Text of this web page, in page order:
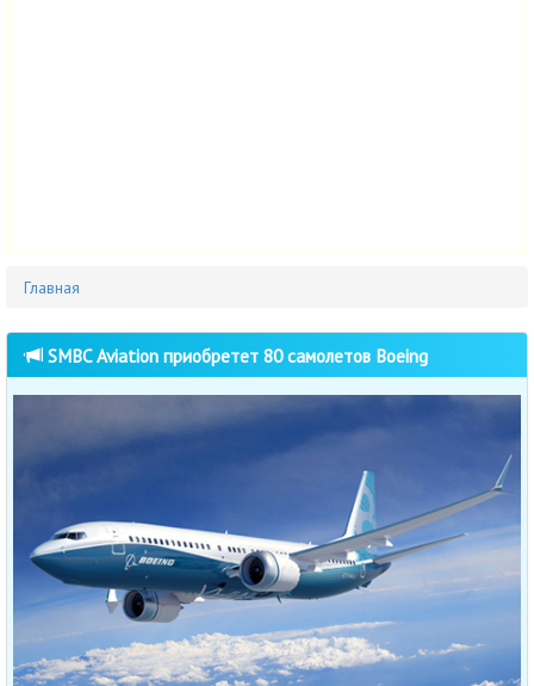
Главная
SMBC Aviation приобретет 80 самолетов Boeing